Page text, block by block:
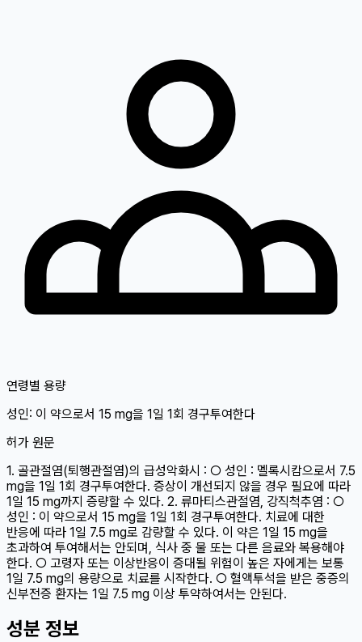
연령별 용량
성인: 이 약으로서 15 mg을 1일 1회 경구투여한다
허가 원문
1. 골관절염(퇴행관절염)의 급성악화시 : ○ 성인 : 멜록시캄으로서 7.5
mg을 1일 1회 경구투여한다. 증상이 개선되지 않을 경우 필요에 따라
1일 15 mg까지 증량할 수 있다. 2. 류마티스관절염, 강직척추염 : ○
성인 : 이 약으로서 15 mg을 1일 1회 경구투여한다. 치료에 대한
반응에 따라 1일 7.5 mg로 감량할 수 있다. 이 약은 1일 15 mg을
초과하여 투여해서는 안되며, 식사 중 물 또는 다른 음료와 복용해야
한다. ○ 고령자 또는 이상반응이 증대될 위험이 높은 자에게는 보통
1일 7.5 mg의 용량으로 치료를 시작한다. ○ 혈액투석을 받은 중증의
신부전증 환자는 1일 7.5 mg 이상 투약하여서는 안된다.
성분 정보